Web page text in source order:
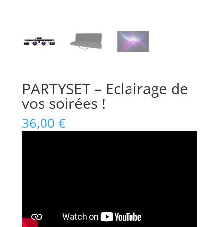
PARTYSET – Eclairage de
vos soirées !
36,00 €